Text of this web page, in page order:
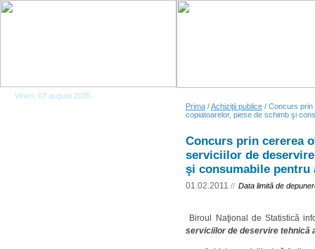
Vineri, 07 august 2026
Prima /Achiziţii publice / Concurs prin
copiatoarelor, piese de schimb şi
Concurs prin cererea
serviciilor de
şi consumabile pentru
01.02.2011 // Data limită de
Biroul Naţional de Statistică
serviciilor de deservire tehnică